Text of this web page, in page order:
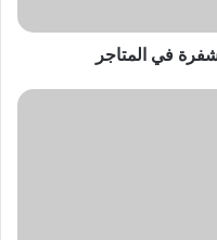
في المتاجر